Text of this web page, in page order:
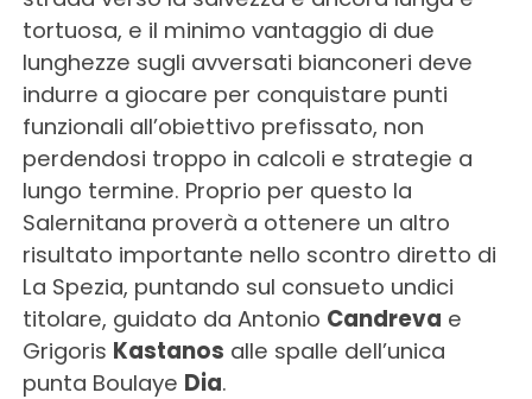
tortuosa, e il minimo vantaggio di due
lunghezze sugli avversati bianconeri deve
indurre a giocare per conquistare punti
funzionali all’obiettivo prefissato, non
perdendosi troppo in calcoli e strategie a
lungo termine. Proprio per questo la
Salernitana proverà a ottenere un altro
risultato importante nello scontro diretto di
La Spezia, puntando sul consueto undici
titolare, guidato da Antonio Candreva e
Grigoris Kastanos alle spalle dell’unica
punta Boulaye Dia.